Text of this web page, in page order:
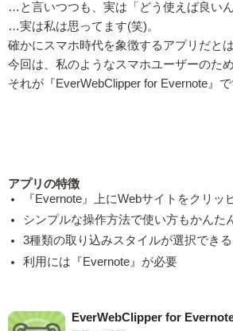
…と言いつつも、実は「どう使えば良い
…実は私は思ってます(笑)。
確かにスマホ時代を象徴するアプリだと
今回は、私のようなスマホユーザーのた
それが『EverWebClipper for Evernote』で
アプリの特徴
『Evernote』上にWebサイトをクリッ
シンプルな操作方法で使い方もかんた
3種類の取り込みスタイルが選択できる
利用には『Evernote』が必要
EverWebClipper for